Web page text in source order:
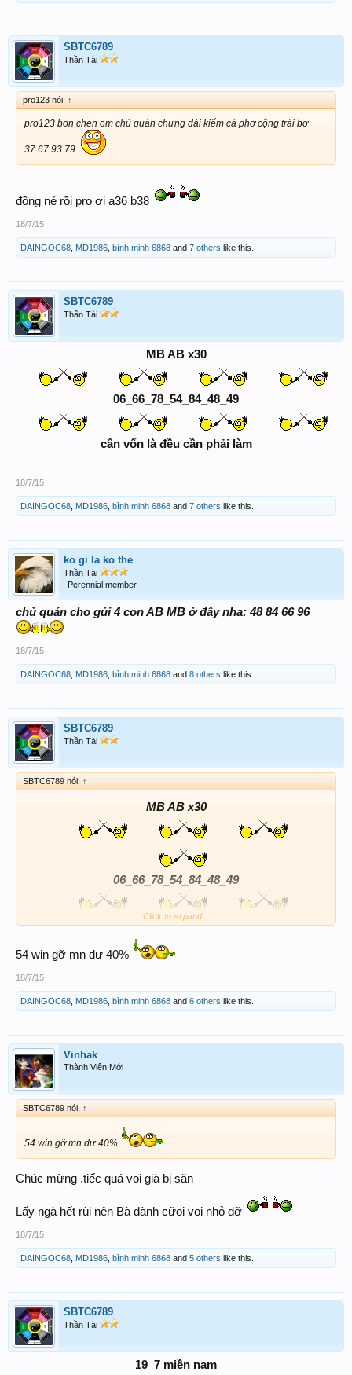
SBTC6789
Thần Tài
pro123 nói: ↑
pro123 bon chen om chủ quán chưng dài kiếm cà phơ cộng trái bơ
37.67.93.79
đồng né rồi pro ơi a36 b38
18/7/15
DAINGOC68 MD1986 bình minh 6868 and 7 others like this.
SBTC6789
Thần Tài
MB AB x30
06_66_78_54_84_48_49
cân vốn là đều cần phải làm
18/7/15
DAINGOC68 MD1986 bình minh 6868 and 7 others like this.
ko gi la ko the
Thần Tài
Perennial member
chủ quán cho gủi 4 con AB MB ở đây nha: 48 84 66 96
18/7/15
DAINGOC68 MD1986 bình minh 6868 and 8 others like this.
SBTC6789
Thần Tài
SBTC6789 nói: ↑
MB AB x30
06_66_78_54_84_48_49
cân vốn là đều cần phải làm
Click to expand...
54 win gỡ mn dư 40%
18/7/15
DAINGOC68 MD1986 bình minh 6868 and 6 others like this.
Vinhak
Thành Viên Mới
SBTC6789 nói: ↑
54 win gỡ mn dư 40%
Chúc mừng .tiếc quá voi già bị săn
Lấy ngà hết rùi nên Bà đành cữoi voi nhỏ đỡ
18/7/15
DAINGOC68 MD1986 bình minh 6868 and 5 others like this.
SBTC6789
Thần Tài
19_7 miền nam